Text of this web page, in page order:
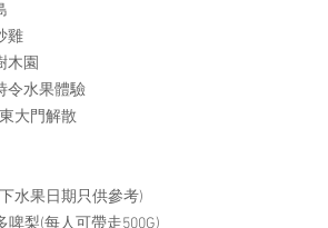
雞
木園
令水果體驗
大門解散
水果日期只供參考)